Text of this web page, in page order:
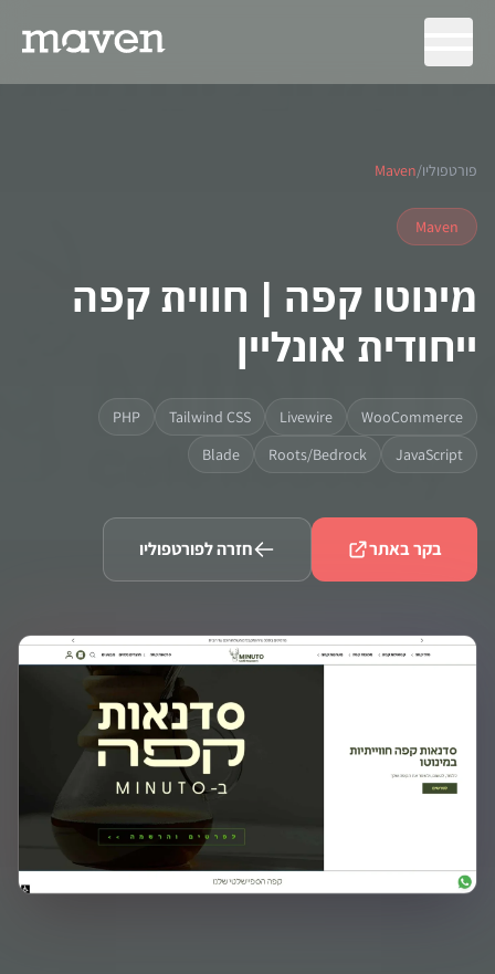
פורטפוליו/
Maven
Maven
מינוטו קפה | חווית קפה
ייחודית אונליין
WooCommerce
Livewire
Tailwind CSS
PHP
JavaScript
Roots/Bedrock
Blade
בקר באתר חזרה לפורטפוליו